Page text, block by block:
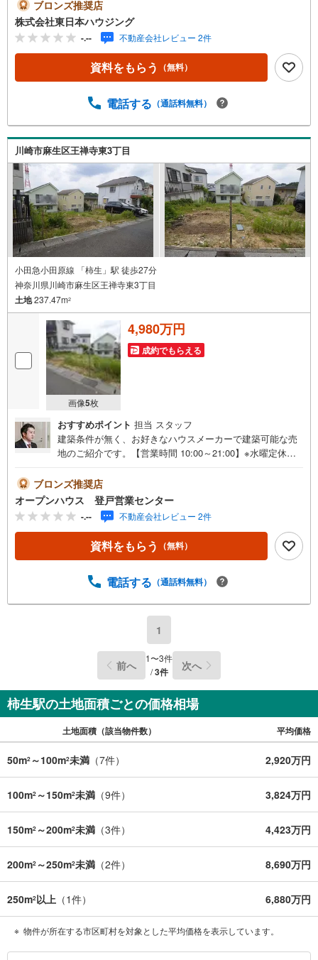
プランをご検討可能【見どころ】・土地251.62m2のゆと
り。幅広いプランを描きやすい土地・建築条件なし！お好
きなハウスメーカーで理想の住まいづくりが可能・第一種
低層住居専用地域、落ち着いた街並みが魅力【周辺環境】
マルエツ柿生店まで徒歩7分（約550m）【ご見学につい
ローン/住替えも同時相談可能（お子様連れOK・オンライ
く）上記時間はお電話が繋がりやすくなっております。ぜ
ひお気軽にご連絡下さい！現地を見学される場合は「室
内・現地を見学する（無料）」ボタンよりご希望の日時を
ご記入いただけますとスムーズにご案内が可能です。
ブロンズ推奨店
株式会社東日本ハウジング
-.-- 不動産会社レビュー 2件
資料をもらう （無料）
電話する （通話料無料）
川崎市麻生区王禅寺東3丁目
小田急小田原線 「柿生」駅 徒歩27分
神奈川県川崎市麻生区王禅寺東3丁目
土地237.47m2
画像5枚
4,980万円
成約でもらえる
おすすめポイント 担当 スタッフ
建築条件が無く、お好きなハウスメーカーで建築可能な売
地のご紹介です。【営業時間 10:00～21:00】※水曜定休上
軽にご連絡ください！現地を見学される場合は「室内・現
地を見学する（無料）」ボタンよりご希望の日時をご記入
いただけますとスムーズにご案内が可能です。◎現地のご
案内について・平日や夜遅い時間帯もご案内が可能 ※定休
日を除く・経験豊富なスタッフが物件詳細を丁寧にご説明
いたします。・車でご自宅や最寄り駅等、ご指定の場所ま
◎個別FP相談会 無料物件のご紹介だけでなく住宅ロー
いう方も大歓迎です！年間8000棟以上の限定物件を発表し
す。ぜひお気軽にご連絡・ご相談ください！※限定物件:当
社のみ、もしくは当社を含めた数社でのみご紹介可能なオ
ープンハウス・ディベロップメントの物件
ブロンズ推奨店
オープンハウス 登戸営業センター
-.-- 不動産会社レビュー 2件
資料をもらう （無料）
電話する （通話料無料）
1
前へ 1〜3件
/3件 次へ
柿生駅の土地面積ごとの価格相場
土地面積（該当物件数） 平均価格
50m2 ～100m2未満 （7件） 2,920万円
100m2 ～150m2未満 （9件） 3,824万円
150m2 ～200m2未満 （3件） 4,423万円
200m2 ～250m2未満 （2件） 8,690万円
250m2以上 （1件） 6,880万円
物件が所在する市区町村を対象とした平均価格を表示しています。